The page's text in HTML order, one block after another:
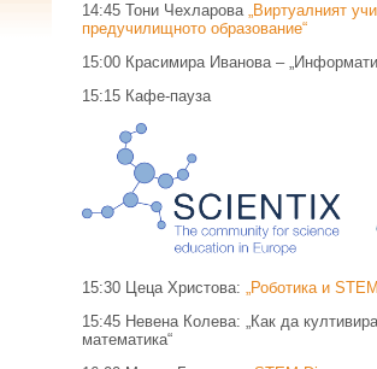
14:45 Тони Чехларова „Виртуалният
предучилищното образование“
15:00 Красимира Иванова –
15:15 Кафе-пауза
15:30 Цеца Христова: „Роботика и
15:45 Невена Колева: „Как да
математика“